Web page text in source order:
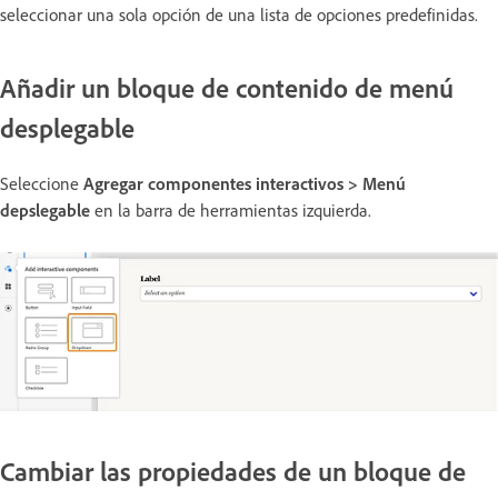
seleccionar una sola opción de una lista de opciones predefinidas.
Añadir un bloque de contenido de menú
desplegable
Seleccione Agregar componentes interactivos > Menú
depslegable en la barra de herramientas izquierda.
Cambiar las propiedades de un bloque de